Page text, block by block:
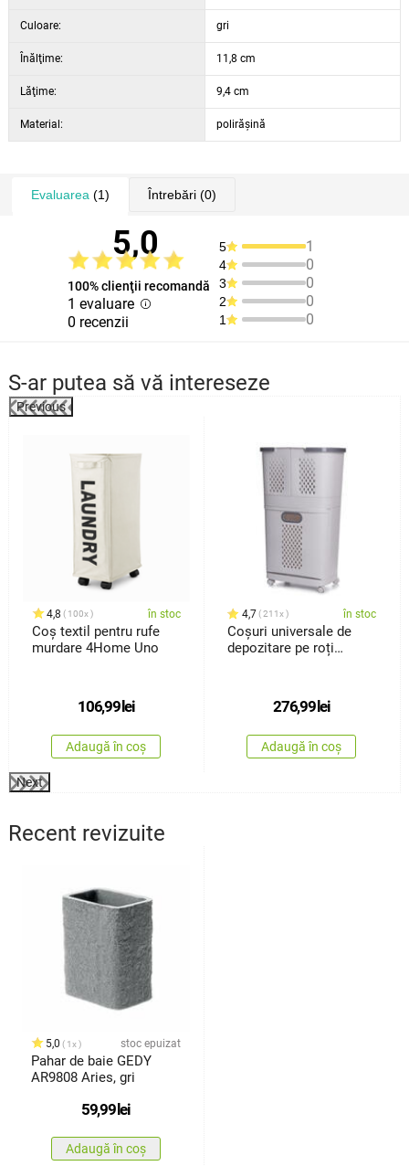
Culoare: gri
Înălţime: 11,8 cm
Lăţime: 9,4 cm
Material: polirășină
Evaluarea (1) Întrebări(0)
5,0
100% clienţii recomandă
1 evaluare
0 recenzii
5 1
4 0
3 0
2 0
1 0
S-ar putea să vă intereseze
Previous
4,8 100x în stoc
Coș textil pentru rufe
murdare 4Home Uno
106,99 lei
Adaugă în coș
4,7 211x în stoc
Coșuri universale de
depozitare pe roți
276,99 lei
Adaugă în coș
Next
Recent revizuite
5,0 1x stoc epuizat
Pahar de baie GEDY
AR9808 Aries, gri
59,99lei
Adaugă în coș